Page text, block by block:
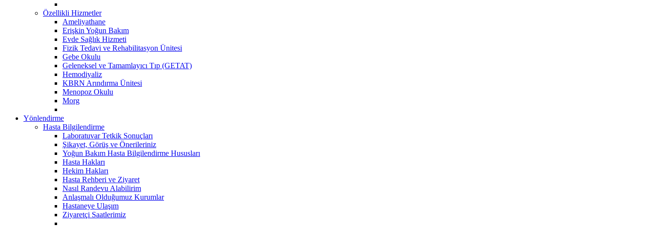
Özellikli Hizmetler
Ameliyathane
Erişkin Yoğun Bakım
Evde Sağlık Hizmeti
Fizik Tedavi ve Rehabilitasyon Ünitesi
Gebe Okulu
Geleneksel ve Tamamlayıcı Tıp (GETAT)
Hemodiyaliz
KBRN Arındırma Ünitesi
Menopoz Okulu
Morg
Yönlendirme
Hasta Bilgilendirme
Laboratuvar Tetkik Sonuçları
Şikayet, Görüş ve Önerileriniz
Yoğun Bakım Hasta Bilgilendirme Hususları
Hasta Hakları
Hekim Hakları
Hasta Rehberi ve Ziyaret
Nasıl Randevu Alabilirim
Anlaşmalı Olduğumuz Kurumlar
Hastaneye Ulaşım
Ziyaretçi Saatlerimiz